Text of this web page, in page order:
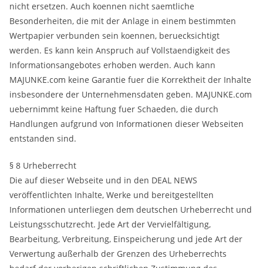
nicht ersetzen. Auch koennen nicht saemtliche
Besonderheiten, die mit der Anlage in einem bestimmten
Wertpapier verbunden sein koennen, beruecksichtigt
werden. Es kann kein Anspruch auf Vollstaendigkeit des
Informationsangebotes erhoben werden. Auch kann
MAJUNKE.com keine Garantie fuer die Korrektheit der Inhalte
insbesondere der Unternehmensdaten geben. MAJUNKE.com
uebernimmt keine Haftung fuer Schaeden, die durch
Handlungen aufgrund von Informationen dieser Webseiten
entstanden sind.
§ 8 Urheberrecht
Die auf dieser Webseite und in den DEAL NEWS
veröffentlichten Inhalte, Werke und bereitgestellten
Informationen unterliegen dem deutschen Urheberrecht und
Leistungsschutzrecht. Jede Art der Vervielfältigung,
Bearbeitung, Verbreitung, Einspeicherung und jede Art der
Verwertung außerhalb der Grenzen des Urheberrechts